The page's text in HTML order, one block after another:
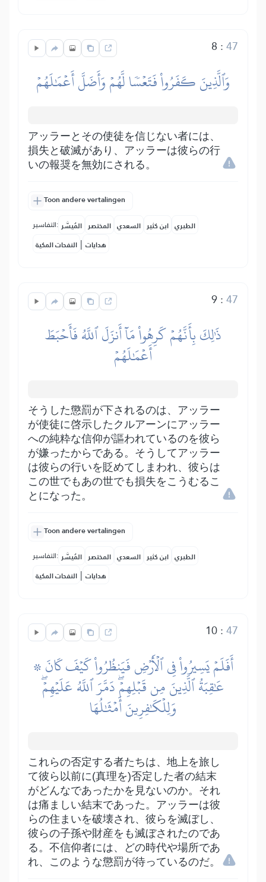
8 :47
وَٱلَّذِينَ كَفَرُواْ فَتَعۡسٗا لَّهُمۡ وَأَضَلَّ أَعۡمَٰلَهُمۡ
アッラーとその使徒を信じない者には、
損失と破滅があり、アッラーは彼らの行
いの報奨を無効にされる。
Toon andere vertalingen
التفاسير: المُيسَّر المختصر السعدي ابن كثير الطبري
النفحات المكية | هدايات
9:47
ذَٰلِكَ بِأَنَّهُمۡ كَرِهُواْ مَآ أَنزَلَ ٱللَّهُ فَأَحۡبَطَ
أَعۡمَٰلَهُمۡ
そうした懲罰が下されるのは、アッラー
が使徒に啓示したクルアーンにアッラー
への純粋な信仰が謳われているのを彼ら
が嫌ったからである。そうしてアッラー
は彼らの行いを貶めてしまわれ、彼らは
この世でもあの世でも損失をこうむるこ
とになった。
Toon andere vertalingen
التفاسير: المُيسَّر المختصر السعدي ابن كثير الطبري
النفحات المكية | هدايات
10:47
۞ أَفَلَمۡ يَسِيرُواْ فِي ٱلۡأَرۡضِ فَيَنظُرُواْ كَيۡفَ كَانَ
عَٰقِبَةُ ٱلَّذِينَ مِن قَبۡلِهِمۡۖ دَمَّرَ ٱللَّهُ عَلَيۡهِمۡۖ
وَلِلۡكَٰفِرِينَ أَمۡثَٰلُهَا
これらの否定する者たちは、地上を旅し
て彼ら以前に(真理を)否定した者の結末
がどんなであったかを見ないのか。それ
は痛ましい結末であった。アッラーは彼
らの住まいを破壊され、彼らを滅ぼし、
彼らの子孫や財産をも滅ぼされたのであ
る。不信仰者には、どの時代や場所であ
れ、このような懲罰が待っているのだ。